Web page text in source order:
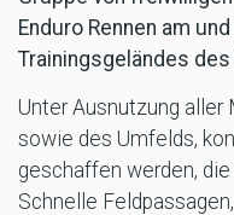
Enduro Rennen am
Trainingsgeländes
Unter Ausnutzung aller
sowie des Umfelds,
geschaffen werden,
Schnelle